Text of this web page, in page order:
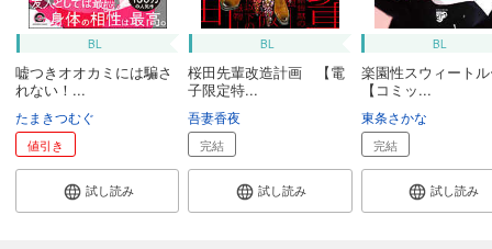
BL
嘘つきオオカミには騙さ
れない！...
たまきつむぐ
値引き
試し読み
BL
桜田先輩改造計画 【電
子限定特...
吾妻香夜
完結
試し読み
BL
楽園性スウィート
【コミッ...
東条さかな
完結
試し読み